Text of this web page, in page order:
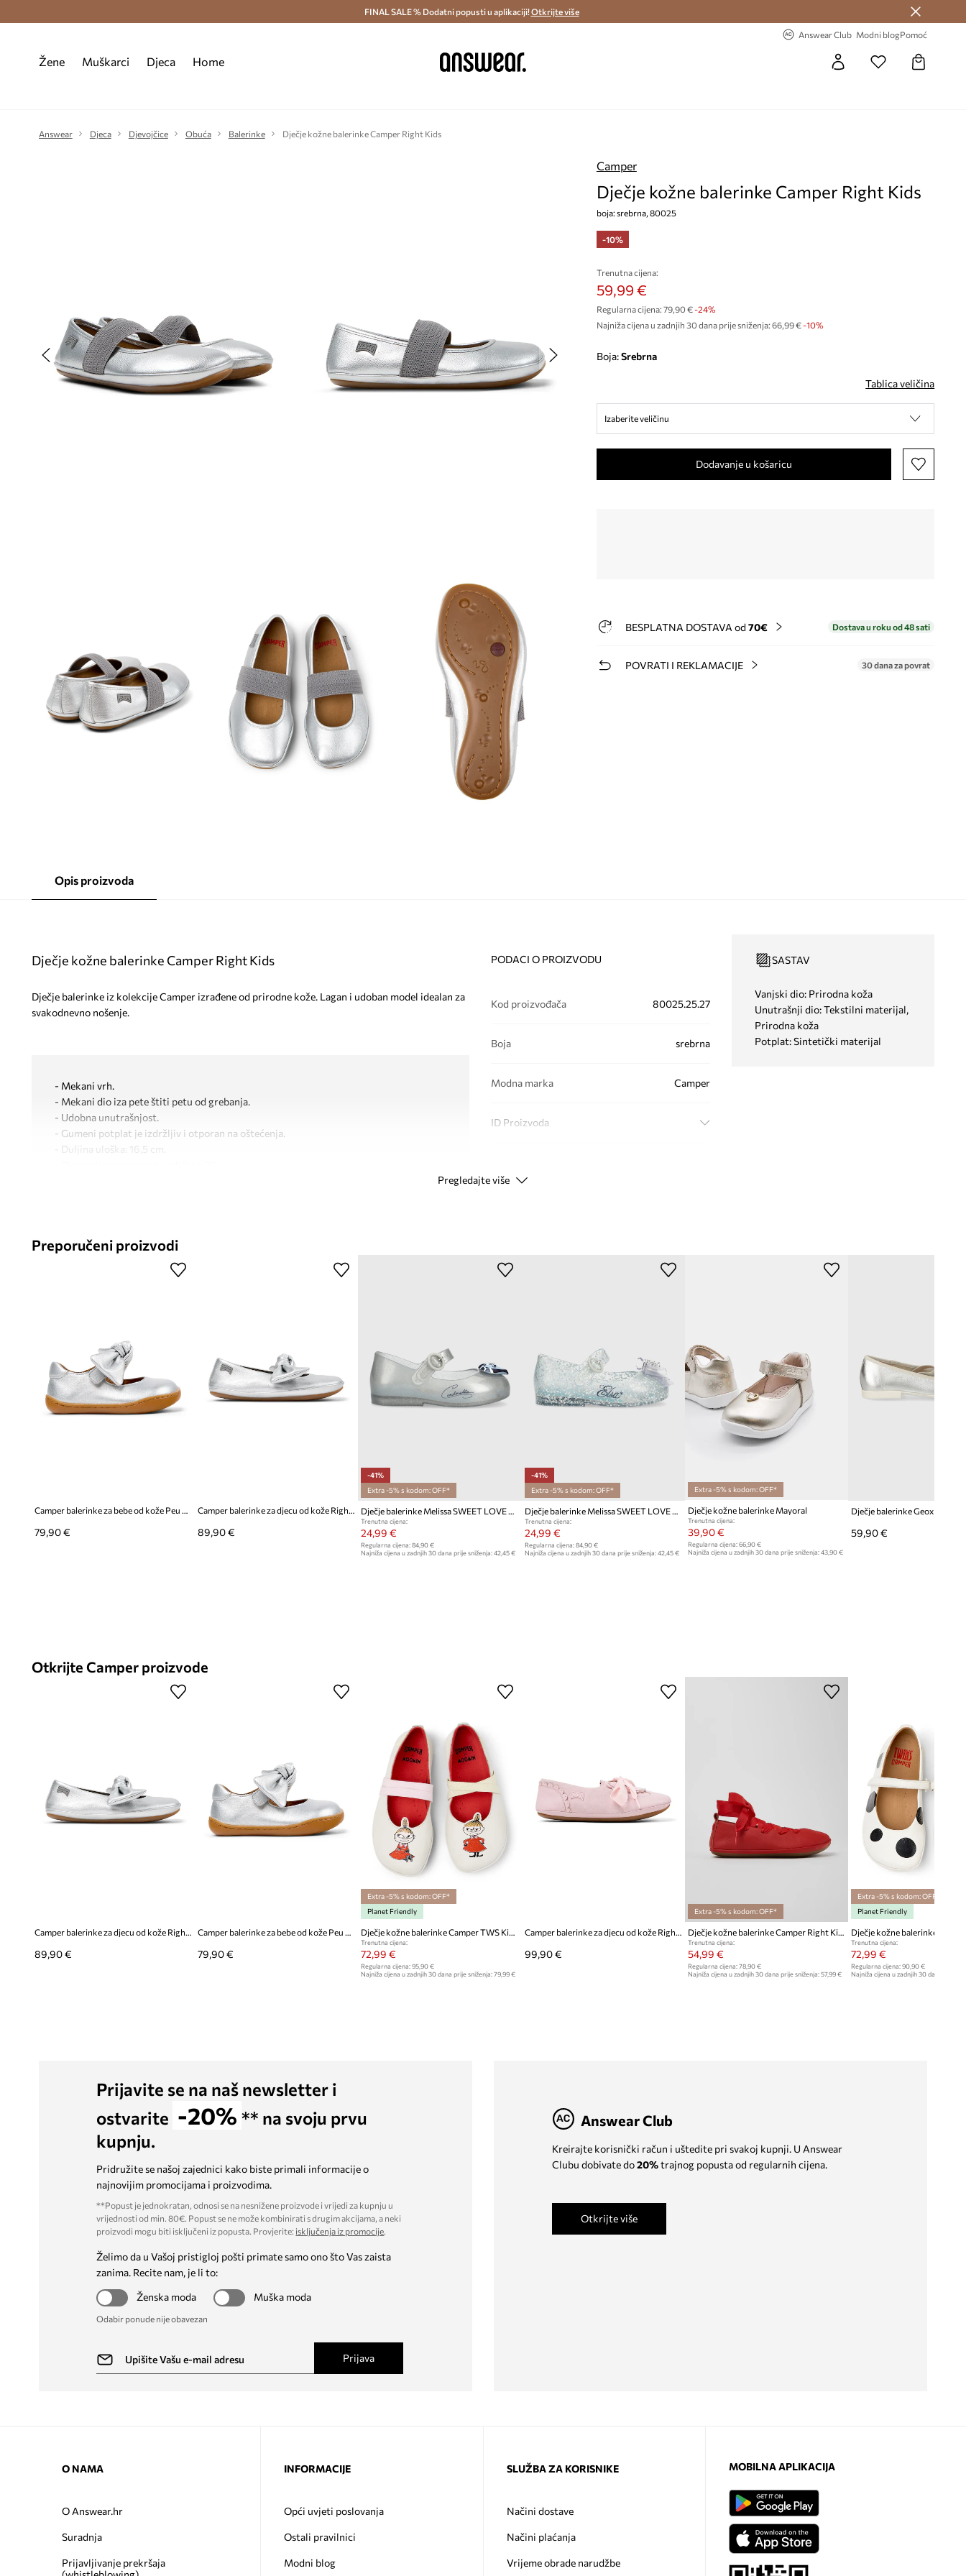
Besplatna dostava i povrat (od 70€) > Dostava u roku 48 sati >
FINAL SALE % Dodatni popusti u aplikaciji!Otkrijte više
Answear Club Modni blogPomoć
Žene Muškarci Djeca Home
Answear Djeca Djevojčice Obuća Balerinke Dječje kožne balerinke Camper Right Kids
Camper
Dječje kožne balerinke Camper Right Kids
boja: srebrna, 80025
-10%
Trenutna cijena:
59,99 €
Regularna cijena: 79,90 €-24%
Najniža cijena u zadnjih 30 dana prije sniženja: 66,99 € -10%
Boja: srebrna
Tablica veličina
Izaberite veličinu
Dodavanje u košaricu
BESPLATNA DOSTAVA od 70€ Dostava u roku od 48 sati
POVRATI I REKLAMACIJE 30 dana za povrat
Opis proizvoda
Dječje kožne balerinke Camper Right Kids
Dječje balerinke iz kolekcije Camper izrađene od prirodne kože. Lagan i udoban model idealan za
svakodnevno nošenje.
- Mekani vrh.
- Mekani dio iza pete štiti petu od grebanja.
- Udobna unutrašnjost.
- Gumeni potplat je izdržljiv i otporan na oštećenja.
- Duljina uloška: 16,5 cm.
PODACI O PROIZVODU
Kod proizvođača 80025.25.27
Boja srebrna
Modna marka Camper
ID Proizvoda
SASTAV
Vanjski dio: Prirodna koža
Unutrašnji dio: Tekstilni materijal,
Prirodna koža
Potplat: Sintetički materijal
Pregledajte više
Preporučeni proizvodi
79,90 € 89,90 €
-41%
Extra -5% s kodom: OFF*
Dječje balerinke Melissa SWEET LOVE DISNEY
Trenutna cijena:
24,99 €
Regularna cijena: 84,90 €
Najniža cijena u zadnjih 30 dana prije sniženja: 42,45 €
-41%
Extra -5% s kodom: OFF*
Dječje balerinke Melissa SWEET LOVE DISNEY
Trenutna cijena:
24,99 €
Regularna cijena: 84,90 €
Najniža cijena u zadnjih 30 dana prije sniženja: 42,45 €
Extra -5% s kodom: OFF*
Dječje kožne balerinke Mayoral
Trenutna cijena:
39,90 €
Regularna cijena:66,90 €
Najniža cijena u zadnjih 30 dana prije sniženja:43,90 €
Dječje balerinke Geox
59,90 €
Otkrijte Camper proizvode
Camper balerinke za djecu od kože Right Kids
89,90 €
Camper balerinke za bebe od kože Peu Cami FW
79,90 €
Extra -5% s kodom: OFF*
Planet Friendly
Dječje kožne balerinke Camper TWS Kids by Moomin
Trenutna cijena:
72,99 €
Regularna cijena: 95,90 €
Najniža cijena u zadnjih 30 dana prije sniženja: 79,99 €
Camper balerinke za djecu od kože Right Kids
99,90 €
Extra -5% s kodom: OFF*
Dječje kožne balerinke Camper Right Kids
Trenutna cijena:
54,99 €
Regularna cijena:78,90 €
Najniža cijena u zadnjih 30 dana prije sniženja:57,99 €
Extra -5% s kodom: OFF*
Planet Friendly
Trenutna cijena:
72,99 €
Regularna cijena: 90,90 €
Najniža cijena u zadnjih 30 dana prije
Prijavite se na naš newsletter i
ostvarite -20% ** na svoju prvu
kupnju.
Pridružite se našoj zajednici kako biste primali informacije o
najnovijim promocijama i proizvodima.
**Popust je jednokratan, odnosi se na nesnižene proizvode i vrijedi za kupnju u
vrijednosti od min. 80€. Popust se ne može kombinirati s drugim akcijama, a neki
proizvodi mogu biti isključeni iz popusta. Provjerite: isključenja iz promocije.
Želimo da u Vašoj pristigloj pošti primate samo ono što Vas zaista
zanima. Recite nam, je li to:
Ženska moda
Muška moda
Odabir ponude nije obavezan
Prijava
Answear Club
Kreirajte korisnički račun i uštedite pri svakoj kupnji. U Answear
Clubu dobivate do20%trajnog popusta od regularnih cijena.
Otkrijte više
O NAMA
O Answear.hr
Suradnja
Prijavljivanje prekršaja
INFORMACIJE
Opći uvjeti poslovanja
Ostali pravilnici
Modni blog
SLUŽBA ZA KORISNIKE
Načini dostave
Načini plaćanja
Vrijeme obrade narudžbe
MOBILNA APLIKACIJA